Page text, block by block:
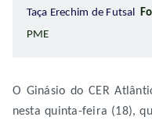
Taça Erechim de Futsal
PME
O Ginásio do CER
nesta quinta-feira (18),